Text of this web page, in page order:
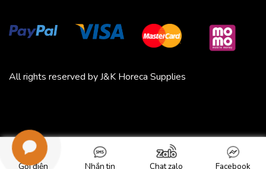
Gọi điện Nhắn tin Chat zalo Facebook
All rights reserved by J&K Horeca Supplies